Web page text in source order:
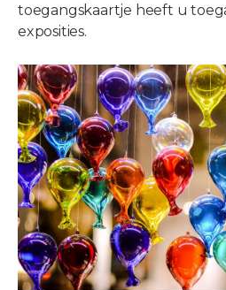
toegangskaartje heeft u
exposities.